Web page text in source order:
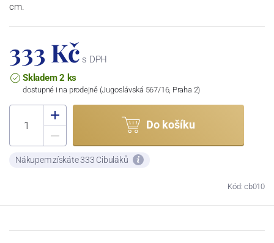
cm.
333 Kč s DPH
Skladem 2 ks
dostupné i na prodejně (Jugoslávská 567/16, Praha 2)
Do košíku
Nákupem získáte 333 Cibuláků
Kód: cb010